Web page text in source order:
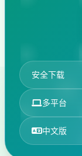
安全下载
多平台
中文版